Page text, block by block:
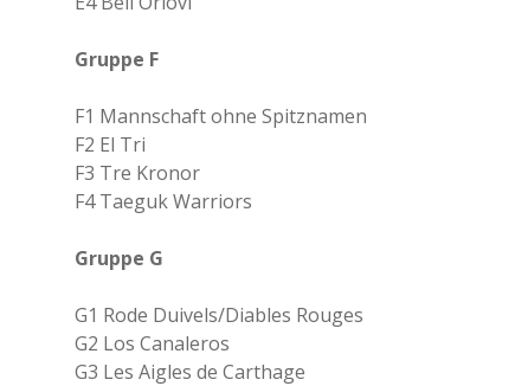
Gruppe F
F1 Mannschaft ohne Spitznamen
F2 El Tri
F3 Tre Kronor
F4 Taeguk Warriors
Gruppe G
G1 Rode Duivels/Diables Rouges
G2 Los Canaleros
G3 Les Aigles de Carthage